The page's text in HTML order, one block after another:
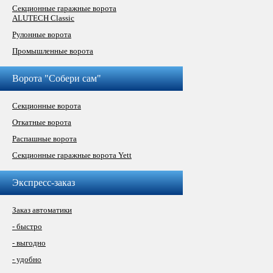
Секционные гаражные ворота
ALUTECH Classic
Рулонные ворота
Промышленные ворота
Ворота "Собери сам"
Секционные ворота
Откатные ворота
Распашные ворота
Секционные гаражные ворота Yett
Экспресс-заказ
Заказ автоматики
- быстро
- выгодно
- удобно